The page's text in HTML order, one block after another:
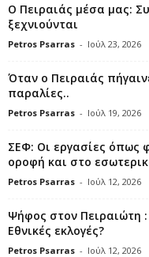
Ο Πειραιάς μέσα μας:
ξεχνιούνται
Petros Psarras - Ιούλ 23, 2026
Όταν ο Πειραιάς
παραλίες..
Petros Psarras - Ιούλ 19, 2026
ΣΕΦ: Οι εργασίες όπως
οροφή και στο
Petros Psarras - Ιούλ 12, 2026
Ψήφος στον Πειραιώτη
Εθνικές εκλογές?
Petros Psarras - Ιούλ 12, 2026